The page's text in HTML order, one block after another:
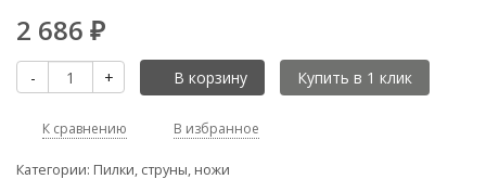
2 686 ₽
- + В корзину
К сравнению В избранное
Категории: Пилки, струны, ножи